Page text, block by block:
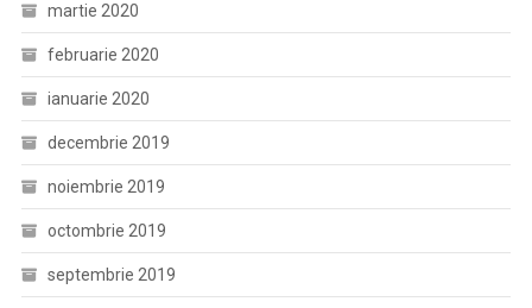
martie 2020
februarie 2020
ianuarie 2020
decembrie 2019
noiembrie 2019
octombrie 2019
septembrie 2019